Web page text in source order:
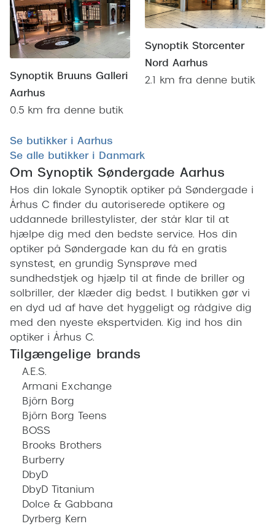
Synoptik Bruuns Galleri
Aarhus
0.5 km fra denne butik
Synoptik Storcenter
Nord Aarhus
2.1 km fra denne butik
Se butikker i Aarhus
Se alle butikker i Danmark
Om Synoptik Søndergade Aarhus
Hos din lokale Synoptik optiker på Søndergade i
Århus C finder du autoriserede optikere og
uddannede brillestylister, der står klar til at
hjælpe dig med den bedste service. Hos din
optiker på Søndergade kan du få en gratis
synstest, en grundig Synsprøve med
sundhedstjek og hjælp til at finde de briller og
solbriller, der klæder dig bedst. I butikken gør vi
en dyd ud af have det hyggeligt og rådgive dig
med den nyeste ekspertviden. Kig ind hos din
optiker i Århus C.
Tilgængelige brands
A.E.S.
Armani Exchange
Björn Borg
Björn Borg Teens
BOSS
Brooks Brothers
Burberry
DbyD
DbyD Titanium
Dolce & Gabbana
Dyrberg Kern